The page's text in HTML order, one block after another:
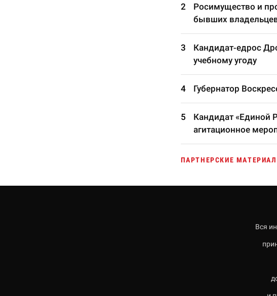
Росимущество и
бывших
Кандидат-едрос
учебному угоду
Губернатор
Кандидат «Единой
агитационное
ПАРТНЕРСКИЕ
Вся